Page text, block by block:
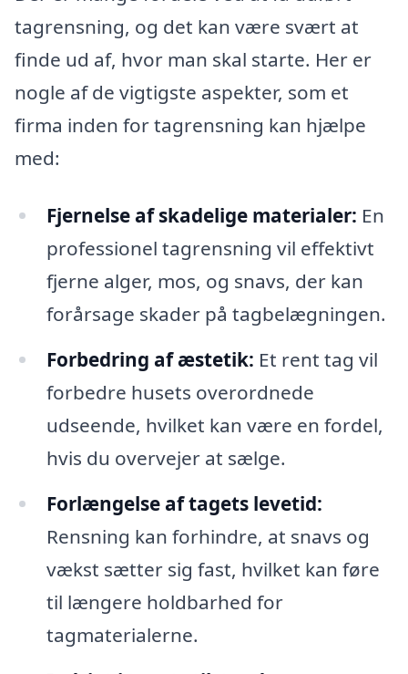
tagrensning, og det kan være svært at
finde ud af, hvor man skal starte. Her er
nogle af de vigtigste aspekter, som et
firma inden for tagrensning kan hjælpe
med:
Fjernelse af skadelige materialer: En
professionel tagrensning vil effektivt
fjerne alger, mos, og snavs, der kan
forårsage skader på tagbelægningen.
Forbedring af æstetik: Et rent tag vil
forbedre husets overordnede
udseende, hvilket kan være en fordel,
hvis du overvejer at sælge.
Forlængelse af tagets levetid:
Rensning kan forhindre, at snavs og
vækst sætter sig fast, hvilket kan føre
til længere holdbarhed for
tagmaterialerne.